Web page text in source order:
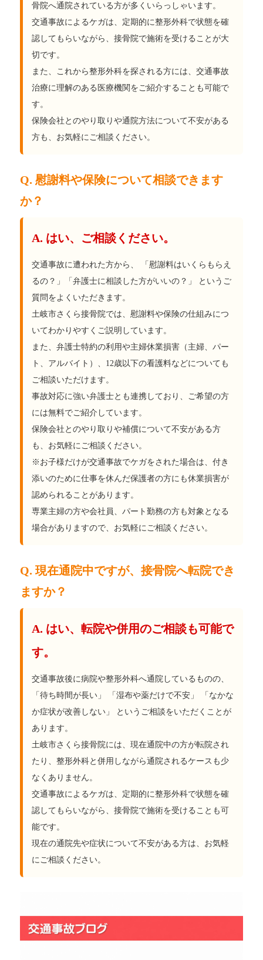
骨院へ通院されている方が多くいらっしゃいます。
交通事故によるケガは、定期的に整形外科で状態を確
認してもらいながら、接骨院で施術を受けることが大
切です。
また、これから整形外科を探される方には、交通事故
治療に理解のある医療機関をご紹介することも可能で
す。
保険会社とのやり取りや通院方法について不安がある
方も、お気軽にご相談ください。
Q. 慰謝料や保険について相談できます
か？
A. はい、ご相談ください。
交通事故に遭われた方から、 「慰謝料はいくらもらえ
るの？」「弁護士に相談した方がいいの？」 というご
質問をよくいただきます。
土岐市さくら接骨院では、慰謝料や保険の仕組みにつ
いてわかりやすくご説明しています。
また、弁護士特約の利用や主婦休業損害（主婦、パー
ト、アルバイト）、12歳以下の看護料などについても
ご相談いただけます。
事故対応に強い弁護士とも連携しており、ご希望の方
には無料でご紹介しています。
保険会社とのやり取りや補償について不安がある方
も、お気軽にご相談ください。
※お子様だけが交通事故でケガをされた場合は、付き
添いのために仕事を休んだ保護者の方にも休業損害が
認められることがあります。
専業主婦の方や会社員、パート勤務の方も対象となる
場合がありますので、お気軽にご相談ください。
Q. 現在通院中ですが、接骨院へ転院でき
ますか？
A. はい、転院や併用のご相談も可能で
す。
交通事故後に病院や整形外科へ通院しているものの、
「待ち時間が長い」 「湿布や薬だけで不安」 「なかな
か症状が改善しない」 というご相談をいただくことが
あります。
土岐市さくら接骨院には、現在通院中の方が転院され
たり、整形外科と併用しながら通院されるケースも少
なくありません。
交通事故によるケガは、定期的に整形外科で状態を確
認してもらいながら、接骨院で施術を受けることも可
能です。
現在の通院先や症状について不安がある方は、お気軽
にご相談ください。